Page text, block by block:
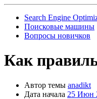
Search Engine
Поисковые машины
Вопросы новичков
Как
Автор темы anadikt
Дата начала 25 Июн